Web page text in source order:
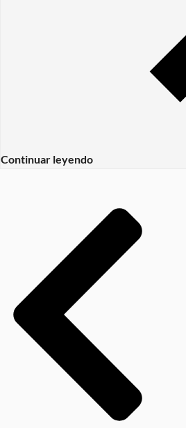
Continuar leyendo